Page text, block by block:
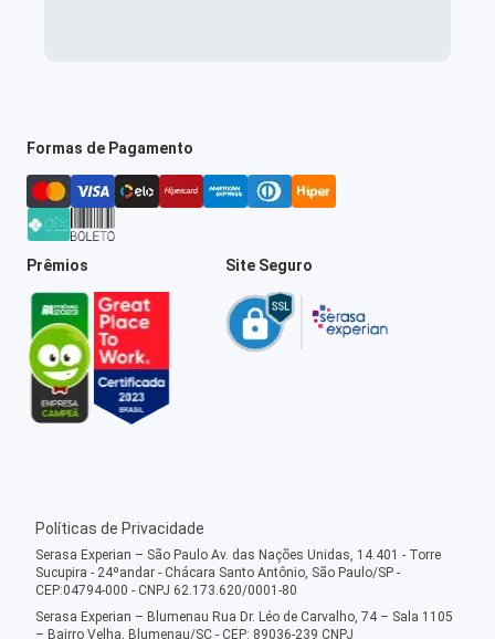
Formas de Pagamento
Prêmios Site Seguro
Políticas de Privacidade
Serasa Experian – São Paulo Av. das Nações Unidas, 14.401 - Torre
Sucupira - 24ºandar - Chácara Santo Antônio, São Paulo/SP -
CEP:04794-000 - CNPJ 62.173.620/0001-80
Serasa Experian – Blumenau Rua Dr. Léo de Carvalho, 74 – Sala 1105
– Bairro Velha, Blumenau/SC - CEP: 89036-239 CNPJ